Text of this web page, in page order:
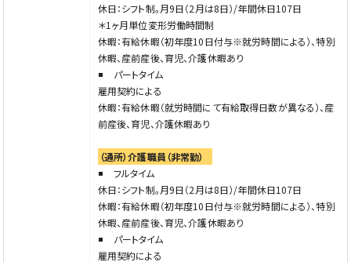
休日：シフト制。月9日（2月は8日）/年間休日107日
＊1ヶ月単位変形労働時間制
休暇：有給休暇（初年度10日付与※就労時間による）、特別
休暇、産前産後、育児、介護休暇あり
パートタイム
雇用契約による
休暇：有給休暇（就労時間にて有給取得日数が異なる）、産
前産後、育児、介護休暇あり
（通所）介護職員（非常勤）
フルタイム
休日：シフト制。月9日（2月は8日）/年間休日107日
休暇：有給休暇（初年度10日付与※就労時間による）、特別
休暇、産前産後、育児、介護休暇あり
パートタイム
雇用契約による